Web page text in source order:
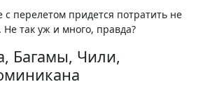
перелетом придется потратить не
так уж и много, правда?
Багамы, Чили,